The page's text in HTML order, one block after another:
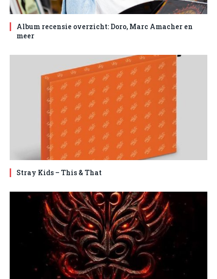
Album recensie overzicht: Doro, Marc Amacher en
meer
Stray Kids – This & That